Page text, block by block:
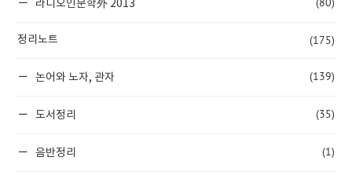
라디오인문학外 2013
정리노트 (175)
논어와 노자, 관자 (139)
도서정리 (35)
음반정리 (1)